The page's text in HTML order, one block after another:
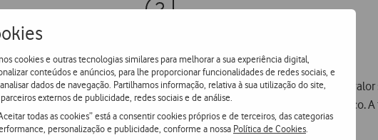
cookies e outras tecnologias similares para melhorar a sua experiência digital,
conteúdos e anúncios, para lhe proporcionar funcionalidades de redes sociais, e
dados de navegação. Partilhamos informação, relativa à sua utilização do site,
externos de publicidade, redes sociais e de análise.
todas as cookies” está a consentir cookies próprios e de terceiros, das categorias
personalização e publicidade, conforme a nossa Política de Cookies
Comece a falar/navegar
Paga o valor diário com a 1ª comunicação efetuada ou
chamada recebida do dia.
Este
serviço.